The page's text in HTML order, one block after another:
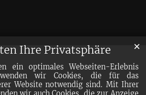
Ihre Privatsphäre
ein optimales Webseiten-Erlebnis
wir Cookies, die für das
Website notwendig sind. Mit Ihrer
✕